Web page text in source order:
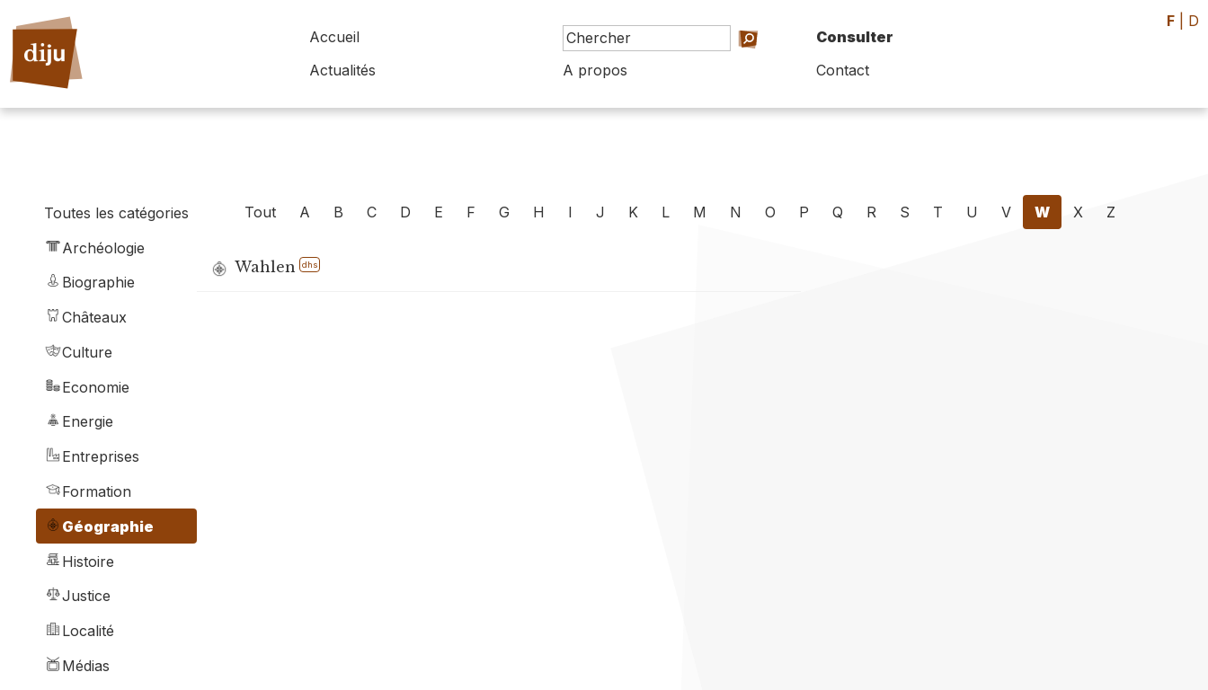
Accueil
Consulter
Actualités
A propos Contact
F D
Toutes les catégories
Archéologie
Biographie
Châteaux
Culture
Economie
Energie
Entreprises
Formation
Géographie
Histoire
Justice
Localité
Médias
Tout A B C D E F G H I J K L M N O P Q R S T U V W X Z
Wahlen dhs